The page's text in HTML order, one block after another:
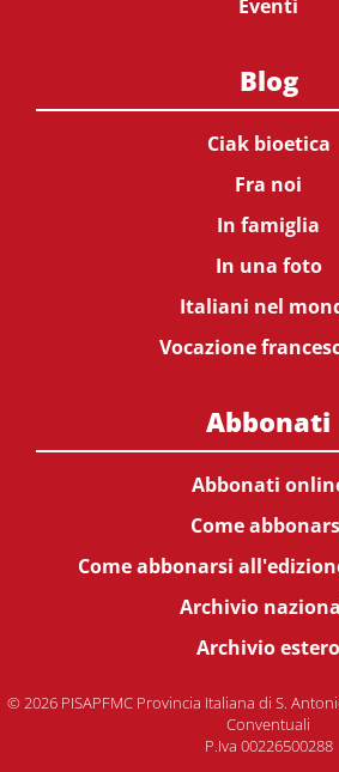
Eventi
Blog
Ciak bioetica
Fra noi
In famiglia
In una foto
Italiani nel
Vocazione
Abbonati
Abbonati
Come
Come abbonarsi
Archivio
Archivio estero
© 2026 PISAPFMC Provincia Italiana di S.
Conventuali
P.Iva 00226500288